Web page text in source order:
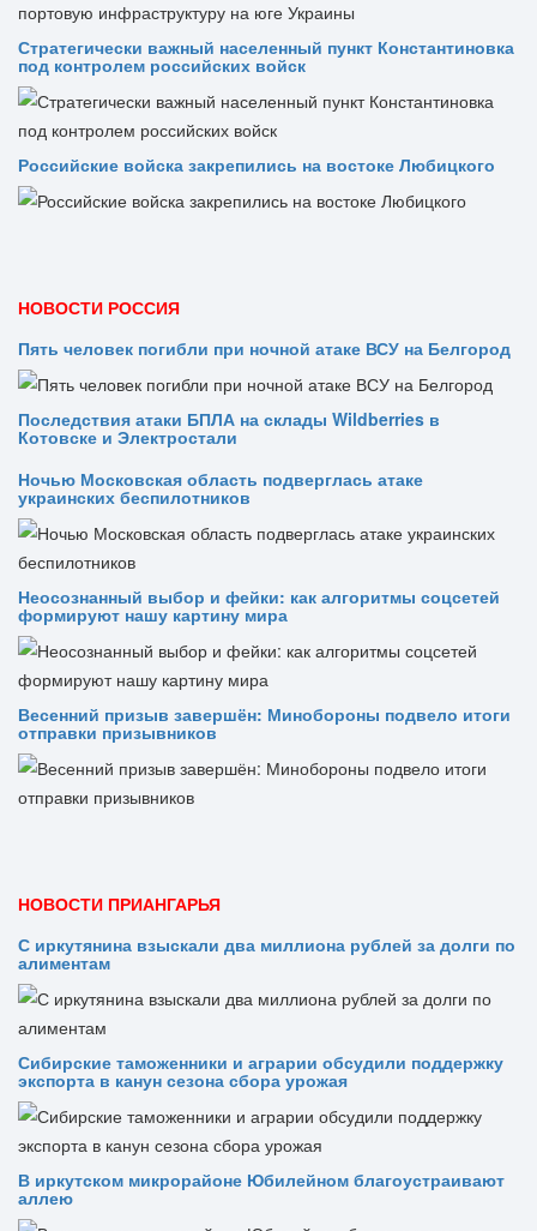
Стратегически важный населенный пункт Константиновка
под контролем российских войск
Российские войска закрепились на востоке Любицкого
НОВОСТИ РОССИЯ
Пять человек погибли при ночной атаке ВСУ на Белгород
Последствия атаки БПЛА на склады Wildberries в
Котовске и Электростали
Ночью Московская область подверглась атаке
украинских беспилотников
Неосознанный выбор и фейки: как алгоритмы соцсетей
формируют нашу картину мира
Весенний призыв завершён: Минобороны подвело итоги
отправки призывников
НОВОСТИ ПРИАНГАРЬЯ
С иркутянина взыскали два миллиона рублей за долги по
алиментам
Сибирские таможенники и аграрии обсудили поддержку
экспорта в канун сезона сбора урожая
В иркутском микрорайоне Юбилейном благоустраивают
аллею